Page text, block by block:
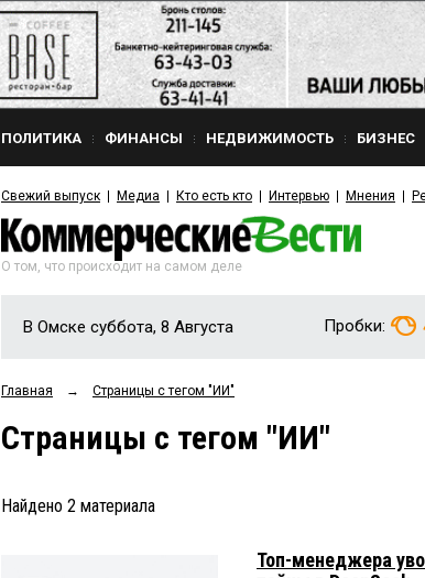
ПОЛИТИКА ФИНАНСЫ НЕДВИЖИМОСТЬ БИЗНЕС
Свежий выпуск Медиа Кто есть кто Интервью Мнения
О том, что происходит на самом деле
В Омске суббота, 8 Августа Пробки:
Главная → Страницы c тегом "ИИ"
Страницы c тегом "ИИ"
Найдено 2 материала
Топ-менеджера